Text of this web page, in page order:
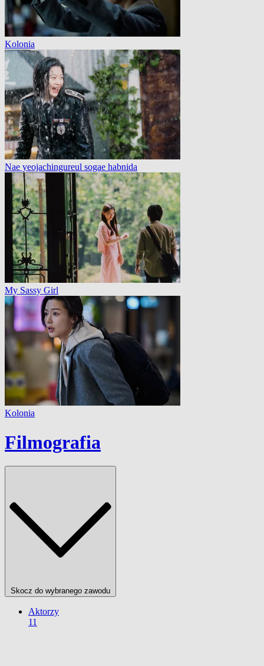
Kolonia
Nae yeojachingureul sogae habnida
My Sassy Girl
Kolonia
Filmografia
Skocz do wybranego zawodu
Aktorzy
11